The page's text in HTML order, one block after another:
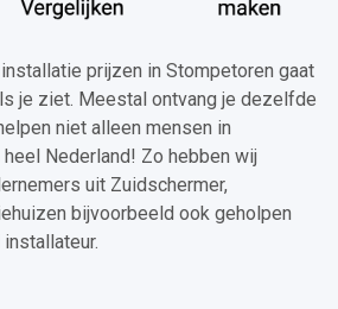
prijzen in Stompetoren gaat
je ziet. Meestal ontvang je dezelfde
niet alleen mensen in
Nederland! Zo hebben wij
uit Zuidschermer,
bijvoorbeeld ook geholpen